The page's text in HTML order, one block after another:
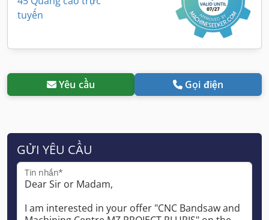
tuyến
Yêu cầu Gọi điện
GỬI YÊU CẦU
Tin nhắn*